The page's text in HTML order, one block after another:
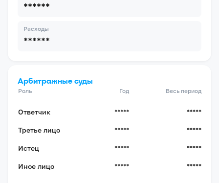
******
Расходы
******
Арбитражные суды
Роль Год Весь период
Ответчик ***** *****
Третье лицо ***** *****
Истец ***** *****
Иное лицо ***** *****